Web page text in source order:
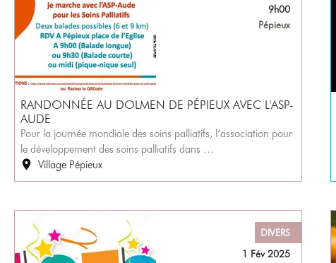
9h00
Pépieux
RANDONNÉE AU DOLMEN DE PÉPIEUX AVEC L'ASP-
AUDE
Pour la journée mondiale des soins palliatifs, l’association pour
le développement des soins palliatifs dans …
Village Pépieux
DIVERS
1 Fév 2025